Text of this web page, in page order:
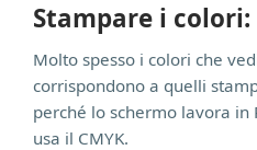
Stampare i
Molto spesso i colori che
corrispondono a quelli
perché lo schermo lavora in
usa il CMYK.